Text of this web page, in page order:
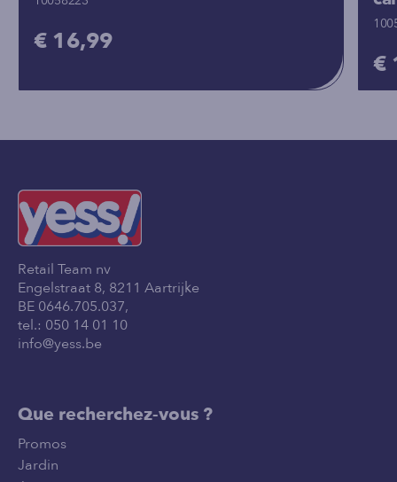
€ 16,99
€
Retail Team nv
Engelstraat 8, 8211 Aartrijke
BE 0646.705.037,
tel.: 050 14 01 10
info@yess.be
Que recherchez-vous ?
Promos
Jardin